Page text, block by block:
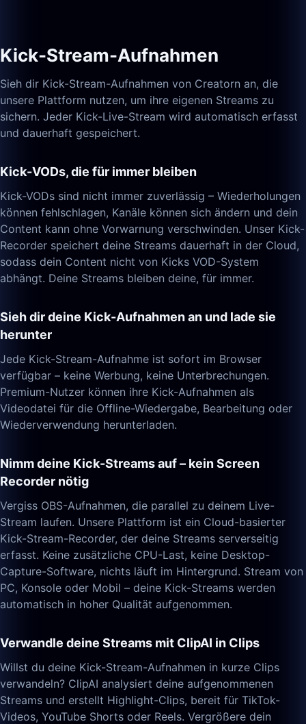
Kick-Stream-Aufnahmen
Sieh dir Kick-Stream-Aufnahmen von Creatorn an, die
unsere Plattform nutzen, um ihre eigenen Streams zu
sichern. Jeder Kick-Live-Stream wird automatisch erfasst
und dauerhaft gespeichert.
Kick-VODs, die für immer bleiben
Kick-VODs sind nicht immer zuverlässig – Wiederholungen
können fehlschlagen, Kanäle können sich ändern und dein
Content kann ohne Vorwarnung verschwinden. Unser Kick-
Recorder speichert deine Streams dauerhaft in der Cloud,
sodass dein Content nicht von Kicks VOD-System
abhängt. Deine Streams bleiben deine, für immer.
Sieh dir deine Kick-Aufnahmen an und lade sie
herunter
Jede Kick-Stream-Aufnahme ist sofort im Browser
verfügbar – keine Werbung, keine Unterbrechungen.
Premium-Nutzer können ihre Kick-Aufnahmen als
Videodatei für die Offline-Wiedergabe, Bearbeitung oder
Wiederverwendung herunterladen.
Nimm deine Kick-Streams auf – kein Screen
Recorder nötig
Vergiss OBS-Aufnahmen, die parallel zu deinem Live-
Stream laufen. Unsere Plattform ist ein Cloud-basierter
Kick-Stream-Recorder, der deine Streams serverseitig
erfasst. Keine zusätzliche CPU-Last, keine Desktop-
Capture-Software, nichts läuft im Hintergrund. Stream von
PC, Konsole oder Mobil – deine Kick-Streams werden
automatisch in hoher Qualität aufgenommen.
Verwandle deine Streams mit ClipAI in Clips
Willst du deine Kick-Stream-Aufnahmen in kurze Clips
verwandeln? ClipAI analysiert deine aufgenommenen
Streams und erstellt Highlight-Clips, bereit für TikTok-
Videos, YouTube Shorts oder Reels. Vergrößere dein